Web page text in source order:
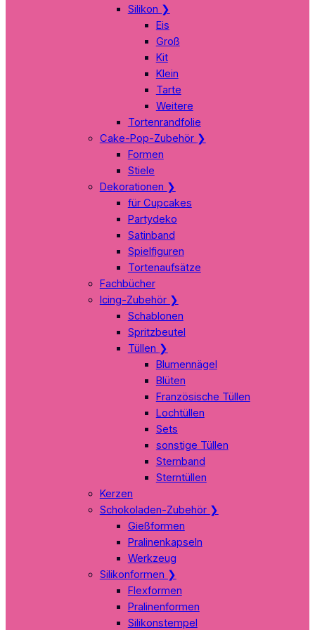
Silikon ❯
Eis
Groß
Kit
Klein
Tarte
Weitere
Tortenrandfolie
Cake-Pop-Zubehör ❯
Formen
Stiele
Dekorationen ❯
für Cupcakes
Partydeko
Satinband
Spielfiguren
Tortenaufsätze
Fachbücher
Icing-Zubehör ❯
Schablonen
Spritzbeutel
Tüllen ❯
Blumennägel
Blüten
Französische Tüllen
Lochtüllen
Sets
sonstige Tüllen
Sternband
Sterntüllen
Kerzen
Schokoladen-Zubehör ❯
Gießformen
Pralinenkapseln
Werkzeug
Silikonformen ❯
Flexformen
Pralinenformen
Silikonstempel